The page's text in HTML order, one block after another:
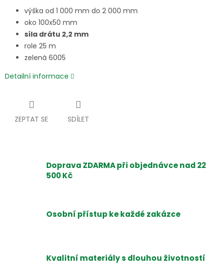
výška od 1 000 mm do 2 000 mm
oko 100x50 mm
síla drátu 2,2 mm
role 25 m
zelená 6005
Detailní informace
ZEPTAT SE SDÍLET
Doprava ZDARMA při objednávce nad 22
500 Kč
Osobní přístup ke každé zakázce
Kvalitní materiály s dlouhou životností